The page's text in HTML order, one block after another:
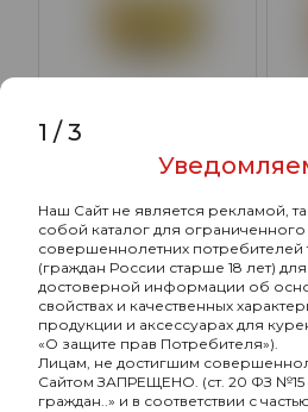
Element Земля с
(Pineapple), 25гр.
245₽
Подробнее
ХИТ ХИТ
1 /3
Наш Сайт не является рекламой,
собой каталог для
совершеннолетних потребителей
(граждан России старше 18 лет)
достоверной информации об
свойствах и качественных
продукции и аксессуарах для
«О защите прав Потребителя»).
Лицам, не достигшим
Сайтом ЗАПРЕЩЕНО. (ст. 20 ФЗ
граждан..» и в соответствии с частью